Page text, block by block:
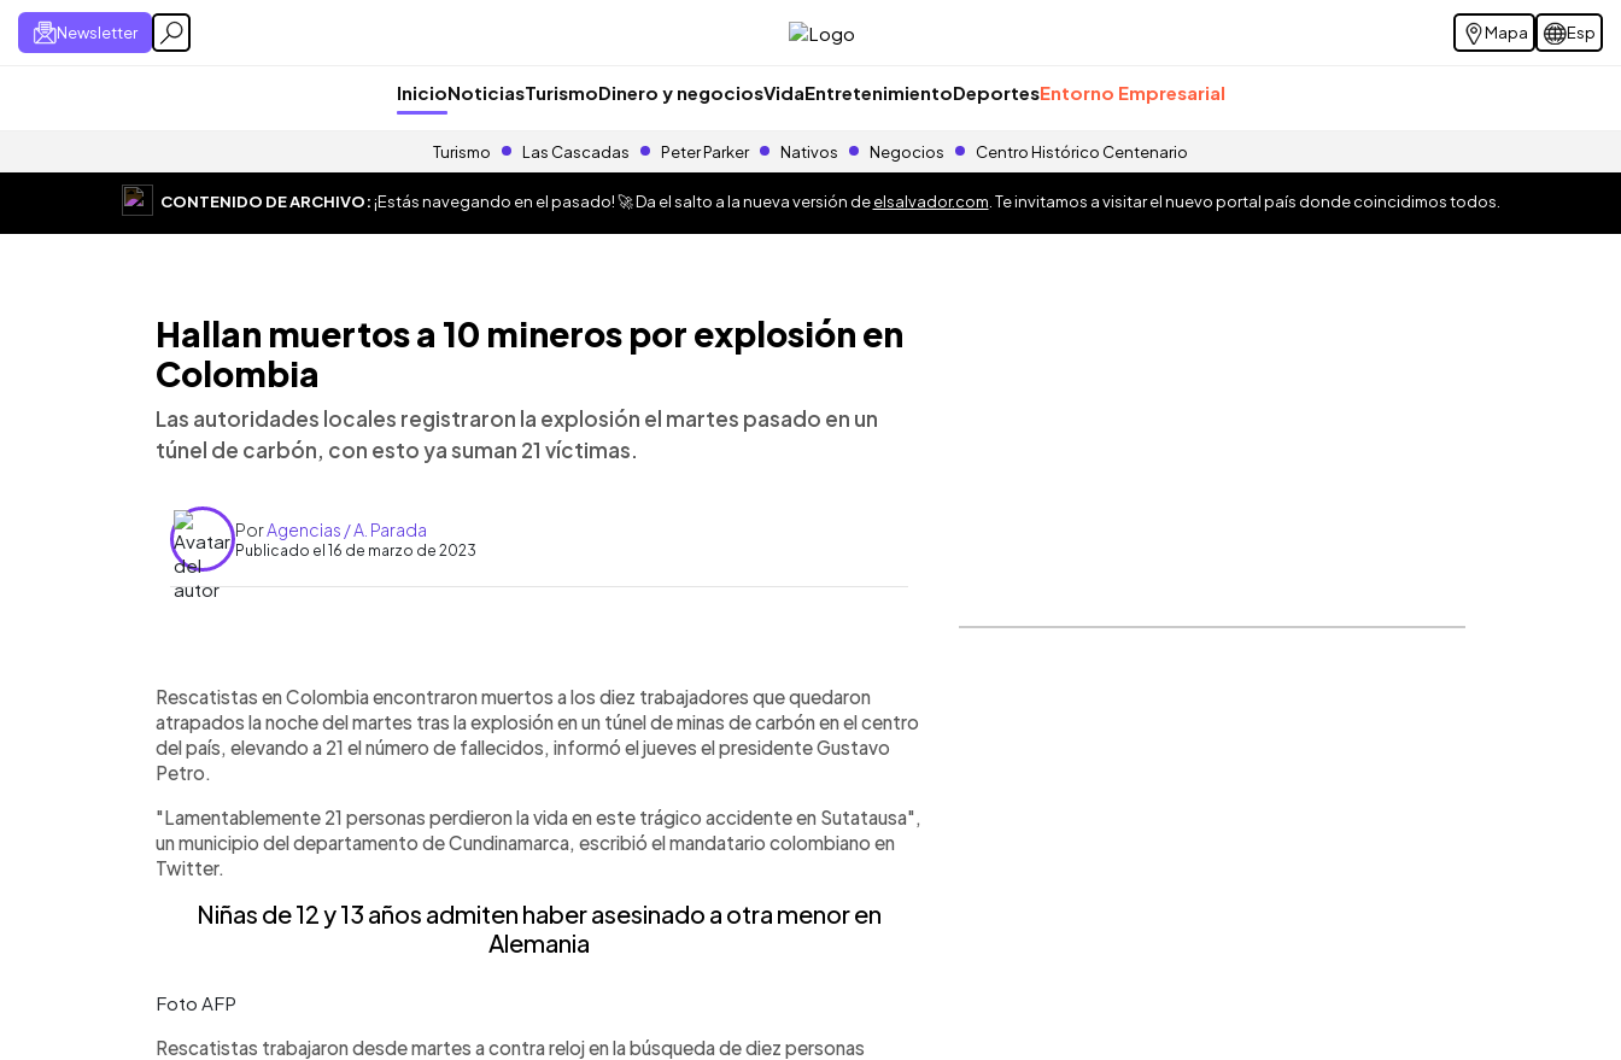
Newsletter Mapa Esp
InicioNoticiasTurismoDinero y negociosVidaEntretenimientoDeportesEntorno Empresarial
Turismo Las Cascadas Peter Parker Nativos Negocios Centro Histórico Centenario
CONTENIDO DE ARCHIVO:¡Estás navegando en el pasado! 🚀 Da el salto a la nueva versión deelsalvador.com . Te invitamos a visitar el nuevo portal país donde coincidimos todos.
Hallan muertos a 10 mineros por explosión en
Colombia
Las autoridades locales registraron la explosión el martes pasado en un
túnel de carbón, con esto ya suman 21 víctimas.
PorAgencias / A. Parada
Publicado el 16 de marzo de 2023
► Escuchar artículo
Rescatistas en Colombia encontraron muertos a los diez trabajadores que quedaron
atrapados la noche del martes tras la explosión en un túnel de minas de carbón en el centro
del país, elevando a 21 el número de fallecidos, informó el jueves el presidente Gustavo
Petro.
"Lamentablemente 21 personas perdieron la vida en este trágico accidente en Sutatausa",
un municipio del departamento de Cundinamarca, escribió el mandatario colombiano en
Twitter.
Niñas de 12 y 13 años admiten haber asesinado a otra menor en
Alemania
Foto AFP
Rescatistas trabajaron desde martes a contra reloj en la búsqueda de diez personas